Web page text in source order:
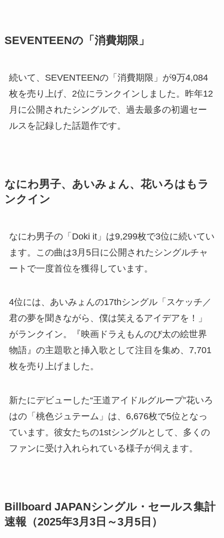
SEVENTEENの「消費期限」
続いて、SEVENTEENの「消費期限」が9万4,084
枚を売り上げ、2位にランクインしました。昨年12
月に公開されたシングルで、過去最多の初週セー
ルスを記録した話題作です。
なにわ男子、あいみょん、花いろはもラ
ンクイン
なにわ男子の「Doki it」は9,299枚で3位に続いてい
ます。この曲は3月5日に公開されたシングルチャ
ートで一度首位を獲得しています。
4位には、あいみょんの17thシングル「スケッチ／
君の夢を聞きながら、僕は笑えるアイデアを！」
がランクイン。『映画ドラえもんのび太の絵世界
物語』の主題歌と挿入歌として注目を集め、7,701
枚を売り上げました。
新たにデビューした“王道アイドルグループ”花いろ
はの「桃色ジュテーム」は、6,676枚で5位となっ
ています。彼女たちの1stシングルとして、多くの
ファンに受け入れられている様子が伺えます。
Billboard JAPANシングル・セールス集計
速報（2025年3月3日～3月5日）